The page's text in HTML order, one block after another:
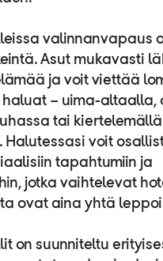
valinnanvapaus
Asut mukavasti
ja voit viettää
haluat – uima-altaalla,
tai kiertelemällä
Halutessasi voit
tapahtumiin ja
jotka vaihtelevat
ovat aina yhtä
on suunniteltu